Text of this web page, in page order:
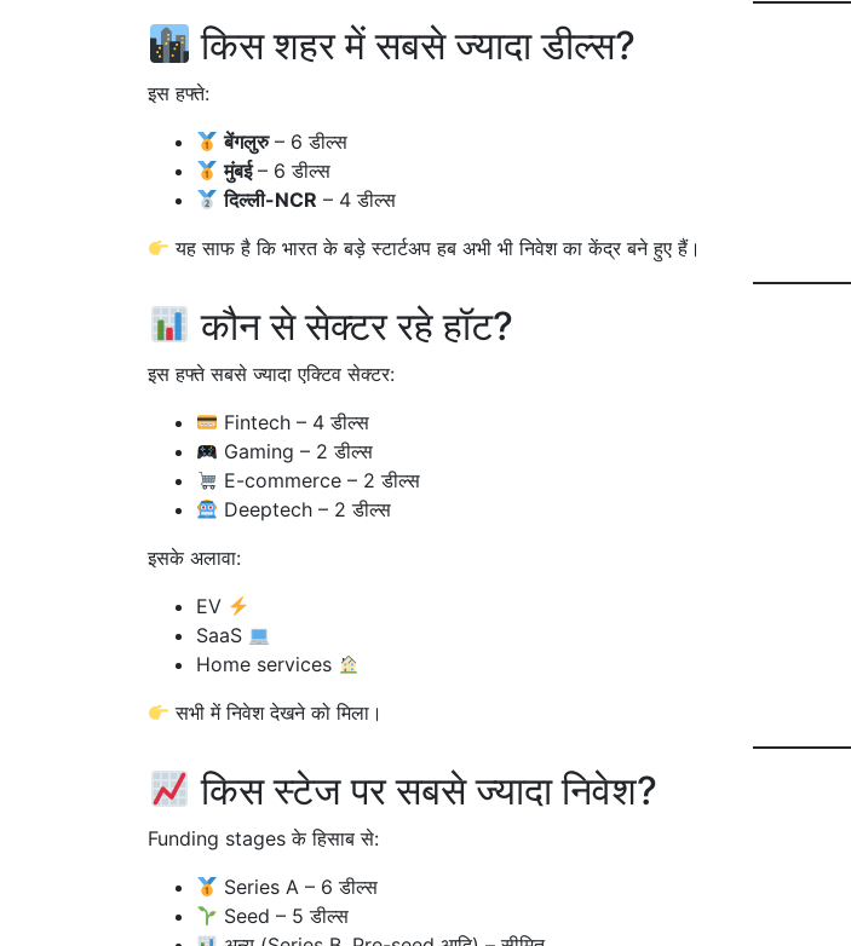
किस शहर में सबसे ज्यादा डील्स?
इस हफ्ते:
बेंगलुरु– 6 डील्स
मुंबई– 6 डील्स
दिल्ली-NCR – 4 डील्स
यह साफ है कि भारत के बड़े स्टार्टअप हब अभी भी निवेश का केंद्र बने हुए हैं।
कौन से सेक्टर रहे हॉट?
इस हफ्ते सबसे ज्यादा एक्टिव सेक्टर:
Fintech – 4 डील्स
Gaming – 2 डील्स
E-commerce – 2 डील्स
Deeptech – 2 डील्स
इसके अलावा:
EV
SaaS
Home services
सभी में निवेश देखने को मिला।
किस स्टेज पर सबसे ज्यादा निवेश?
Funding stages के हिसाब से:
Series A – 6 डील्स
Seed – 5 डील्स